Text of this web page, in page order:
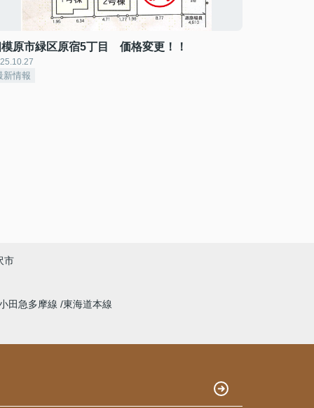
原市緑区原宿5丁目 価格変更！！
新情報
市
田急多摩線 東海道本線